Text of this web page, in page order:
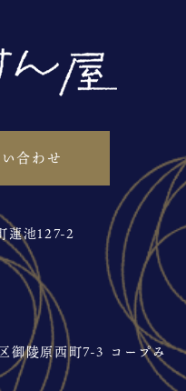
合わせ
蓮池127-2
陵原西町7-3 コープみ